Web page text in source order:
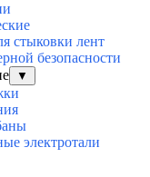
стыковки лент
безопасности
▼
электротали